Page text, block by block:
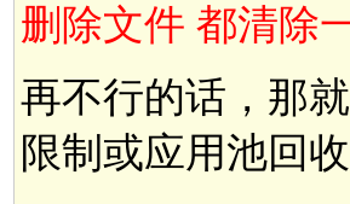
删除文件 都清除
再不行的话，那
限制或应用池回